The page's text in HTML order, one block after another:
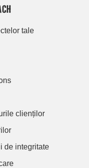
tale
clienților
de integritate